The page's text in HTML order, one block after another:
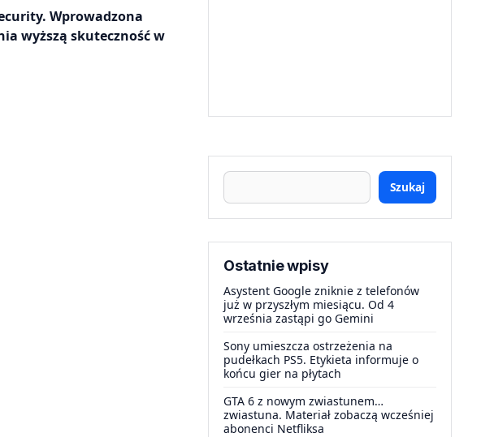
Wprowadzona
wyższą skuteczność w
Szukaj
Ostatnie wpisy
Asystent Google zniknie z telefonów
już w przyszłym miesiącu. Od 4
września zastąpi go Gemini
Sony umieszcza ostrzeżenia na
pudełkach PS5. Etykieta informuje o
końcu gier na płytach
GTA 6 z nowym zwiastunem…
zwiastuna. Materiał zobaczą wcześniej
abonenci Netfliksa